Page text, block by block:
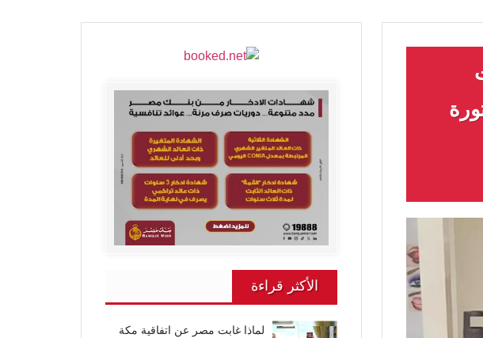
الأكثر قراءة
لماذا غابت مصر عن اتفاقية مكة